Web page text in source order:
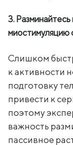
3.
миостимуляцию
Слишком
к активности
подготовку
привести к
поэтому
важность
пассивное